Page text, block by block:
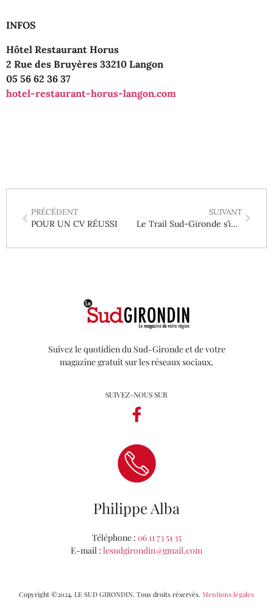
INFOS
Hôtel Restaurant Horus
2 Rue des Bruyères 33210 Langon
05 56 62 36 37
hotel-restaurant-horus-langon.com
PRÉCÉDENT
POUR UN CV RÉUSSI
SUIVANT
Le Trail Sud-Gironde s’invite aux fêtes de la St-Jean
Suivez le quotidien du Sud-Gironde et de votre
magazine gratuit sur les réseaux sociaux,
SUIVEZ-NOUS SUR
Philippe Alba
Téléphone : 06 11 73 51 35
E-mail : lesudgirondin@gmail.com
Copyright ©2024, LE SUD GIRONDIN. Tous droits réservés. Mentions légales